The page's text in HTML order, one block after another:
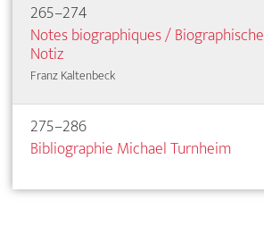
265–274
Notes biographiques / Biographische
Notiz
Franz Kaltenbeck
275–286
Bibliographie Michael Turnheim